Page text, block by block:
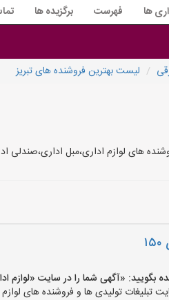
ها فهرست برگزیده ها
لیست بهترین فروشنده های تبریز
های لوازم اداری،مبل اداری،صندلی
«آگهی شما را در سایت «لوازم اداری ها»
تبلیغات تولیدی ها و فروشنده های